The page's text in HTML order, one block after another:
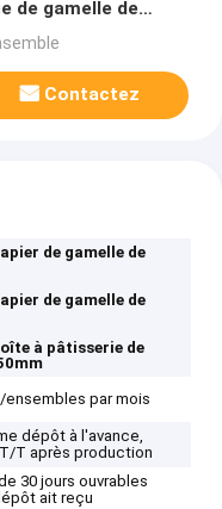
de gamelle de
Contactez
de gamelle de
de gamelle de
à pâtisserie de
ensembles par mois
dépôt à l'avance,
T après production
30 jours ouvrables
ait reçu